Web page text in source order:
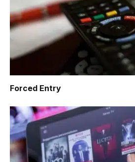
Forced Entry